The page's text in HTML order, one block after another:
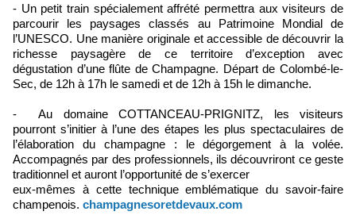
- Un petit train spécialement affrété permettra aux visiteurs de
parcourir les paysages classés au Patrimoine Mondial de
l’UNESCO. Une manière originale et accessible de découvrir la
richesse paysagère de ce territoire d’exception avec
dégustation d’une flûte de Champagne. Départ de Colombé-le-
Sec, de 12h à 17h le samedi et de 12h à 15h le dimanche.
- Au domaine COTTANCEAU-PRIGNITZ, les visiteurs
pourront s’initier à l’une des étapes les plus spectaculaires de
l’élaboration du champagne : le dégorgement à la volée.
Accompagnés par des professionnels, ils découvriront ce geste
traditionnel et auront l’opportunité de s’exercer
eux-mêmes à cette technique emblématique du savoir-faire
champenois. champagnesoretdevaux.com